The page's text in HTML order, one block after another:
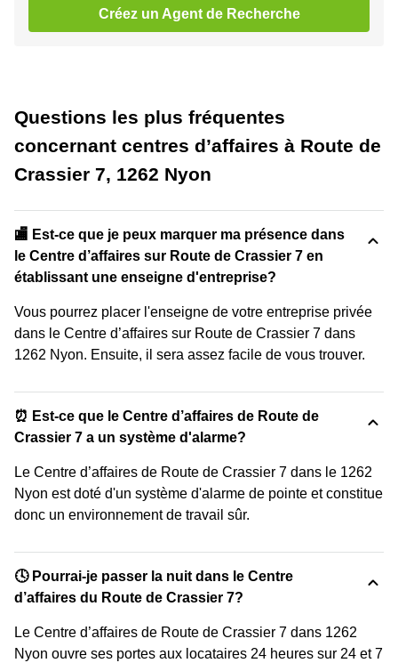
Créez un Agent de Recherche
Questions les plus fréquentes
concernant centres d’affaires à Route de
Crassier 7, 1262 Nyon
🏬 Est-ce que je peux marquer ma présence dans
le Centre d’affaires sur Route de Crassier 7 en
établissant une enseigne d'entreprise?
Vous pourrez placer l'enseigne de votre entreprise privée
dans le Centre d’affaires sur Route de Crassier 7 dans
1262 Nyon. Ensuite, il sera assez facile de vous trouver.
⏰ Est-ce que le Centre d’affaires de Route de
Crassier 7 a un système d'alarme?
Le Centre d’affaires de Route de Crassier 7 dans le 1262
Nyon est doté d'un système d'alarme de pointe et constitue
donc un environnement de travail sûr.
🕓 Pourrai-je passer la nuit dans le Centre
d’affaires du Route de Crassier 7?
Le Centre d’affaires de Route de Crassier 7 dans 1262
Nyon ouvre ses portes aux locataires 24 heures sur 24 et 7